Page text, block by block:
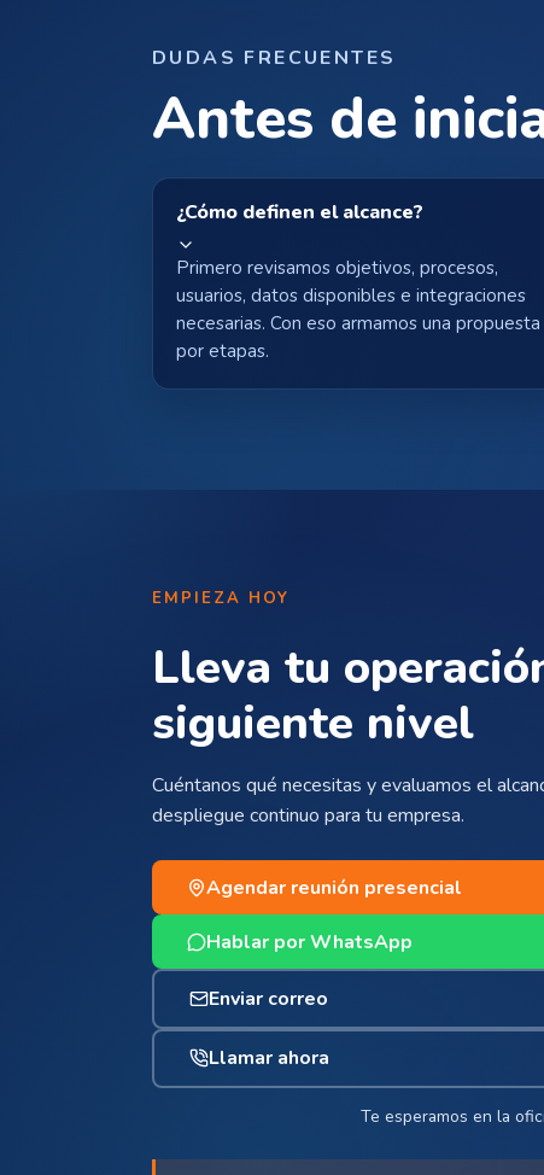
DUDAS FRECUENTES
Antes de
¿Cómo definen el alcance?
Primero revisamos objetivos, procesos,
usuarios, datos disponibles e integraciones
necesarias. Con eso armamos una propuesta
por etapas.
EMPIEZA HOY
Lleva tu
siguiente nivel
Cuéntanos qué necesitas y evaluamos el
despliegue continuo para tu empresa.
Agendar reunión presencial
Hablar por WhatsApp
Enviar correo
Llamar ahora
Te esperamos en la